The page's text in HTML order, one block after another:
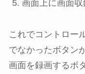
画面上に画面
これでコントロー
でなかったボタン
画面を録画するボ